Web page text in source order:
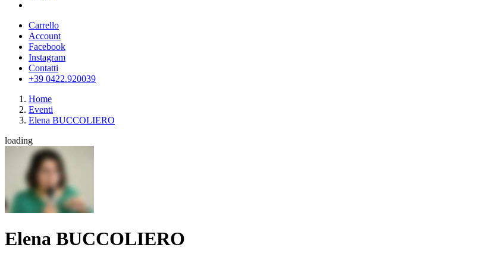
Carrello
Account
Facebook
Instagram
Contatti
+39 0422.920039
Home
Eventi
Elena BUCCOLIERO
loading
Elena BUCCOLIERO